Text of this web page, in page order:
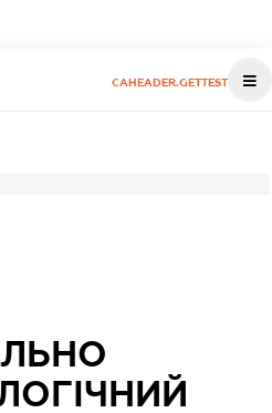
CAHEADER.GETTEST